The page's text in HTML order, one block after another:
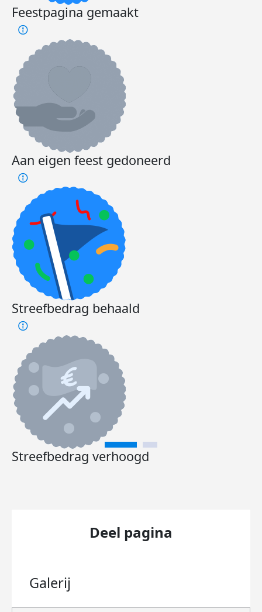
Feestpagina gemaakt
Aan eigen feest gedoneerd
Streefbedrag behaald
Streefbedrag verhoogd
Deel pagina
Galerij